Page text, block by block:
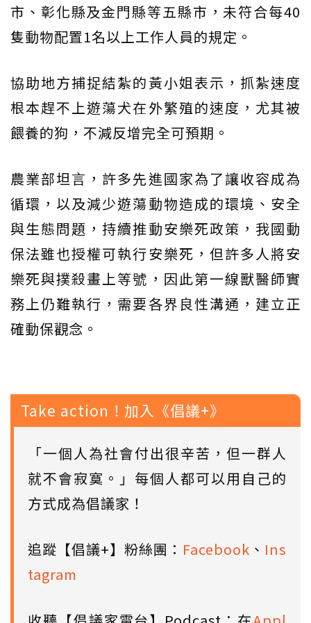
市、彰化縣及金門縣等五縣市，未符合每40
隻動物配置1名以上工作人員的規定。
協助地方捕捉結紮的黃小姐表示，抓紮速度
根本趕不上遊蕩犬在外繁殖的速度，尤其被
餵養的狗，不減反增完全可預期。
農業部坦言，許多先進國家為了讓收容成為
循環，以及減少遊蕩動物造成的環境、安全
與生態問題，持續推動安樂死政策，我國動
保法雖也授權可執行安樂死，但許多人將安
樂死與撲殺畫上等號，因此第一線獸醫師實
務上仍難執行，需要各界良性溝通，建立正
確動保觀念。
Take action！加入《倡議+》
「一個人為社會付出很辛苦，但一群人
就不會寂寞。」每個人都可以用自己的
方式成為倡議家！
追蹤【倡議+】粉絲團： Facebook 、 Ins
tagram